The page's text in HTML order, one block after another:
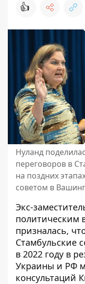
👍
Нуланд
переговоров в
на поздних
советом в
Экс-
политическим
призналась,
Стамбульские
в 2022 году в
Украины и РФ
консультаций